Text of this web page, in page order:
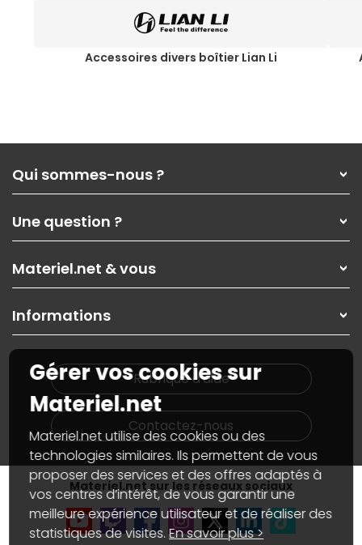
Accessoires divers boîtier Lian Li
Qui sommes-nous ?
Nos services
Les magasins Materiel.net
Nos solutions pour les pros
Contactez-nous
Une question ?
Paiement, livraison
Garanties,Pack Zen
SAV, demander un retour
Informations
Materiel.net & vous
On rachète votre carte graphique
PC sur mesure : Votre RDV personnalisé
Notre démarche écologique
Materiel.net recrute
Notre programme d'affiliation
Partenariat & Sponsoring
Informations
Plan du site
Nos marques
Conditions générales de vente
Marketplace
Informations légales
Données personnelles etcookies
Gérer vos cookies
Accessibilité : non conforme
Rubrique d'aide
Contactez-nous
Materiel.net sur les réseaux sociaux
Gérer vos cookies sur
Materiel.net
Materiel.net utilise des cookies ou des
technologies similaires. Ils permettent de vous
proposer des services et des offres adaptés à
vos centres d’intérêt, de vous garantir une
meilleure expérience utilisateur et de réaliser des
statistiques de visites.En savoir plus >